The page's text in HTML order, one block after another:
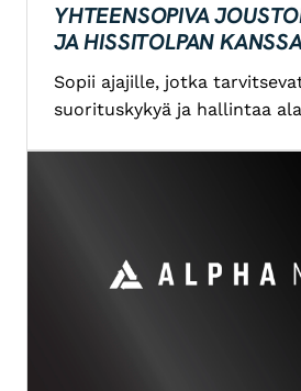
YHTEENSOPIVA
JA HISSITOLPAN
Sopii ajajille, jotka
suorituskykyä ja hallintaa